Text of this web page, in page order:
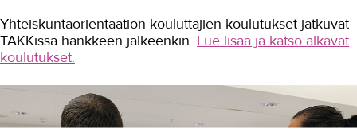
Yhteiskuntaorientaation kouluttajien koulutukset jatkuvat
TAKKissa hankkeen jälkeenkin. Lue lisää ja katso alkavat
koulutukset.